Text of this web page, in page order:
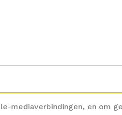
mediaverbindingen, en om